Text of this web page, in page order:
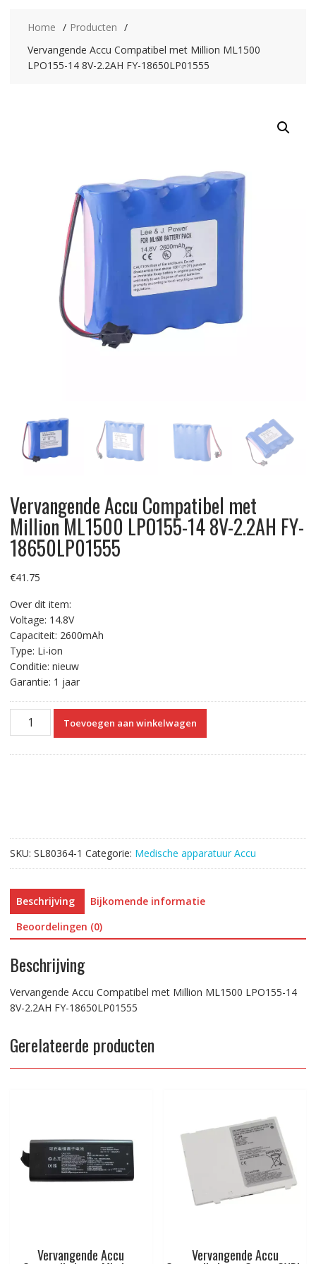
Home
Producten
Vervangende Accu Compatibel met Million ML1500
LPO155-14 8V-2.2AH FY-18650LP01555
Vervangende Accu Compatibel met
Million ML1500 LPO155-14 8V-2.2AH FY-
18650LP01555
€41.75
Over dit item:
Voltage: 14.8V
Capaciteit: 2600mAh
Type: Li-ion
Conditie: nieuw
Garantie: 1 jaar
Vervangende
Accu
8V-
2.2AH
FY-
18650LP01555
aantal
Toevoegen aan winkelwagen
SKU: SL80364-1 Categorie: Medische apparatuur Accu
Beschrijving
Bijkomende informatie
Beoordelingen (0)
Beschrijving
Vervangende Accu Compatibel met Million ML1500 LPO155-14
8V-2.2AH FY-18650LP01555
Gerelateerde producten
Vervangende Accu Vervangende Accu